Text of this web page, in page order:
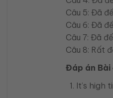
Câu 5: Đã
Câu 6: Đã
Câu 7: Đã
Câu 8: Rất
Đáp án Bài
It’s high